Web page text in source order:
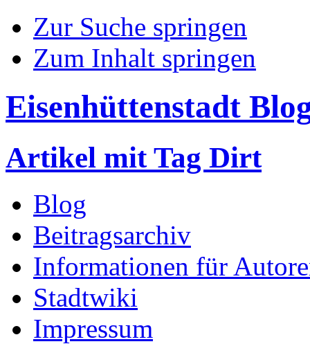
Zur Suche springen
Zum Inhalt springen
Eisenhüttenstadt
Artikel mit Tag Dirt
Blog
Beitragsarchiv
Informationen für
Stadtwiki
Impressum